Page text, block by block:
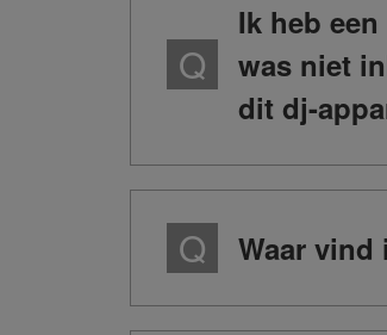
Ik heb
was niet
dit dj-
Waar vind